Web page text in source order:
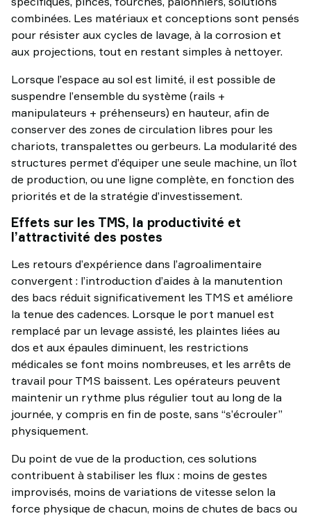
combinées. Les matériaux et conceptions sont pensés
pour résister aux cycles de lavage, à la corrosion et
aux projections, tout en restant simples à nettoyer.
Lorsque l’espace au sol est limité, il est possible de
suspendre l’ensemble du système (rails +
manipulateurs + préhenseurs) en hauteur, afin de
conserver des zones de circulation libres pour les
chariots, transpalettes ou gerbeurs. La modularité des
structures permet d’équiper une seule machine, un îlot
de production, ou une ligne complète, en fonction des
priorités et de la stratégie d’investissement.
Effets sur les TMS, la productivité et
l’attractivité des postes
Les retours d’expérience dans l’agroalimentaire
convergent : l’introduction d’aides à la manutention
des bacs réduit significativement les TMS et améliore
la tenue des cadences. Lorsque le port manuel est
remplacé par un levage assisté, les plaintes liées au
dos et aux épaules diminuent, les restrictions
médicales se font moins nombreuses, et les arrêts de
travail pour TMS baissent. Les opérateurs peuvent
maintenir un rythme plus régulier tout au long de la
journée, y compris en fin de poste, sans “s’écrouler”
physiquement.
Du point de vue de la production, ces solutions
contribuent à stabiliser les flux : moins de gestes
improvisés, moins de variations de vitesse selon la
force physique de chacun, moins de chutes de bacs ou